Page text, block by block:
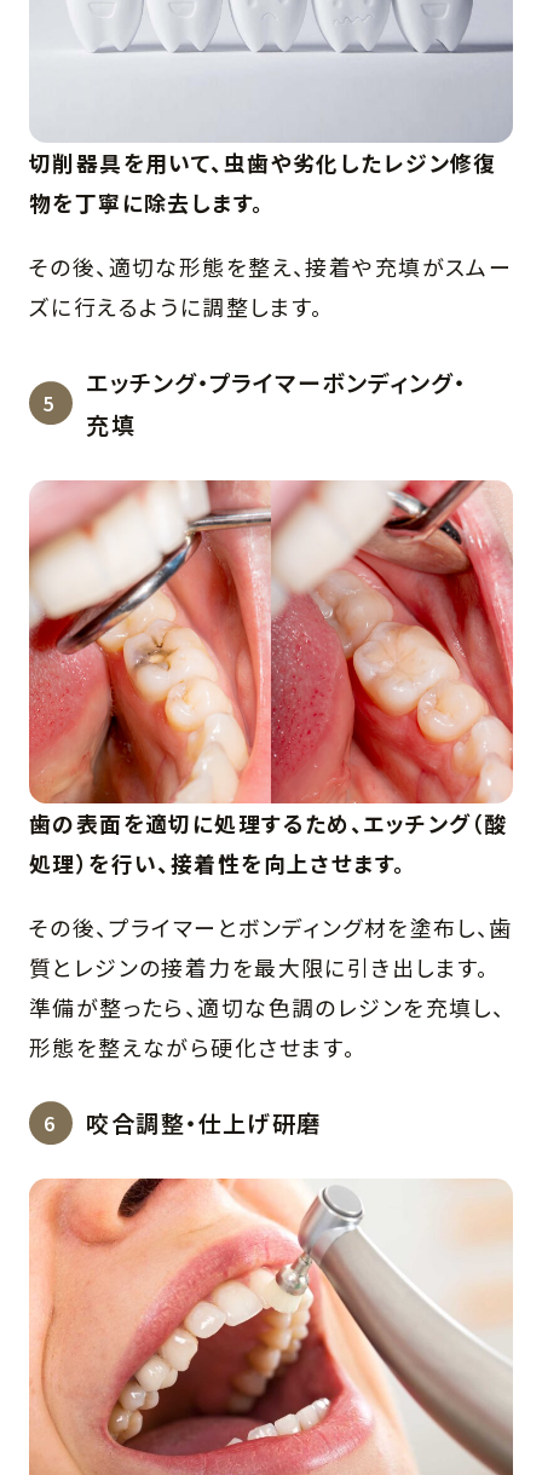
切削器具を用いて、虫歯や劣化したレジン修復
物を丁寧に除去します。
その後、適切な形態を整え、接着や充填がスムー
ズに行えるように調整します。
エッチング・プライマーボンディング・
充填
歯の表面を適切に処理するため、エッチング（酸
処理）を行い、接着性を向上させます。
その後、プライマーとボンディング材を塗布し、歯
質とレジンの接着力を最大限に引き出します。
準備が整ったら、適切な色調のレジンを充填し、
形態を整えながら硬化させます。
咬合調整・仕上げ研磨